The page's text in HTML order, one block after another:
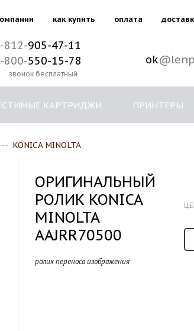
как купить оплата
812-905-47-11
800-550-15-78
звонок бесплатный
ok
КАРТРИДЖИ ПРИНТЕРЫ
KONICA MINOLTA
ОРИГИНАЛЬНЫЙ
РОЛИК KONICA
MINOLTA
AAJRR70500
ролик переноса изображения